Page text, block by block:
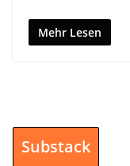
Mehr Lesen
Substack